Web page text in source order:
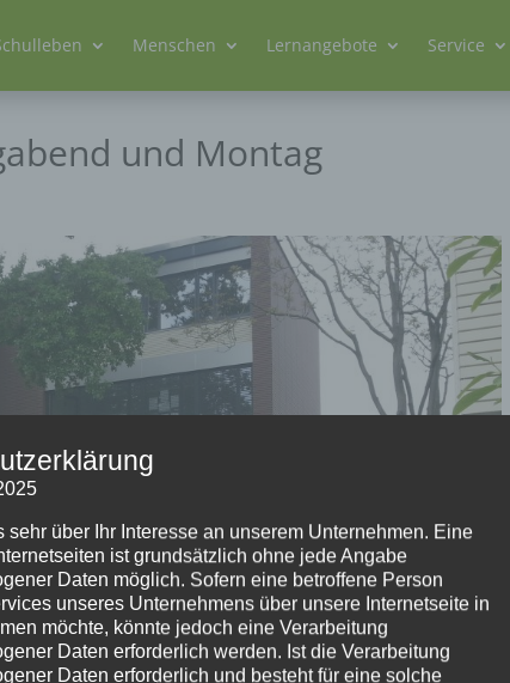
Menschen Lernangebote Service
und Montag
sehr über Ihr Interesse an unserem Unternehmen. Eine
ist grundsätzlich ohne jede Angabe
Daten möglich. Sofern eine betroffene Person
unseres Unternehmens über unsere Internetseite in
möchte, könnte jedoch eine Verarbeitung
Daten erforderlich werden. Ist die Verarbeitung
Daten erforderlich und besteht für eine solche